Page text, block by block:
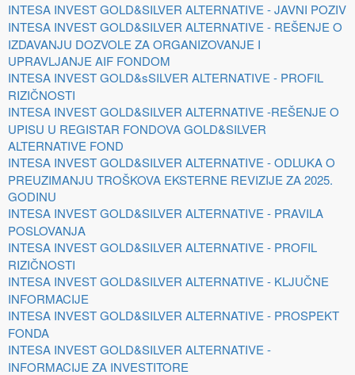
INTESA INVEST GOLD&SILVER ALTERNATIVE - JAVNI POZIV
INTESA INVEST GOLD&SILVER ALTERNATIVE - REŠENJE O
IZDAVANJU DOZVOLE ZA ORGANIZOVANJE I
UPRAVLJANJE AIF FONDOM
INTESA INVEST GOLD&sSILVER ALTERNATIVE - PROFIL
RIZIČNOSTI
INTESA INVEST GOLD&SILVER ALTERNATIVE -REŠENJE O
UPISU U REGISTAR FONDOVA GOLD&SILVER
ALTERNATIVE FOND
INTESA INVEST GOLD&SILVER ALTERNATIVE - ODLUKA O
PREUZIMANJU TROŠKOVA EKSTERNE REVIZIJE ZA 2025.
GODINU
INTESA INVEST GOLD&SILVER ALTERNATIVE - PRAVILA
POSLOVANJA
INTESA INVEST GOLD&SILVER ALTERNATIVE - PROFIL
RIZIČNOSTI
INTESA INVEST GOLD&SILVER ALTERNATIVE - KLJUČNE
INFORMACIJE
INTESA INVEST GOLD&SILVER ALTERNATIVE - PROSPEKT
FONDA
INTESA INVEST GOLD&SILVER ALTERNATIVE -
INFORMACIJE ZA INVESTITORE